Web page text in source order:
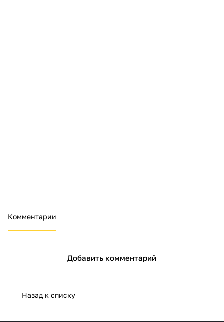
Комментарии
Добавить комментарий
Назад к списку